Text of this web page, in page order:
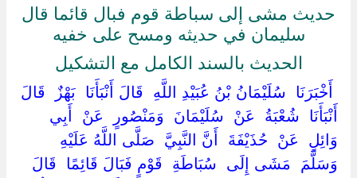
حديث مشى إلى سباطة قوم فبال قائما قال
سليمان في حديثه ومسح على خفيه
الحديث بالسند الكامل مع التشكيل
‏ ‏أَخْبَرَنَا ‏ ‏سُلَيْمَانُ بْنُ عُبَيْدِ اللَّهِ ‏ ‏قَالَ أَنْبَأَنَا ‏ ‏بَهْزٌ ‏ ‏قَالَ
أَنْبَأَنَا ‏ ‏شُعْبَةُ ‏ ‏عَنْ ‏ ‏سُلَيْمَانَ ‏ ‏وَمَنْصُورٍ ‏ ‏عَنْ ‏ ‏أَبِي
وَائِلٍ ‏ ‏عَنْ ‏ ‏حُذَيْفَةَ ‏ ‏أَنَّ النَّبِيَّ ‏ ‏صَلَّى اللَّهُ عَلَيْهِ
وَسَلَّمَ ‏ ‏مَشَى إِلَى ‏ ‏سُبَاطَةِ ‏ ‏قَوْمٍ فَبَالَ قَائِمًا ‏ ‏قَالَ ‏